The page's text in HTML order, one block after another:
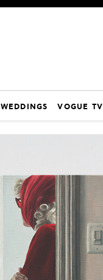
WEDDINGS VOGUE TV